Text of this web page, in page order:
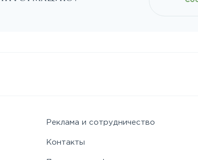
Реклама и сотрудничество
Контакты